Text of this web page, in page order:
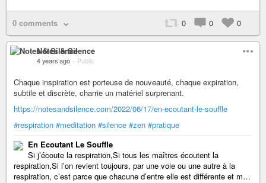
0 comments 0 0 0
Notes & Silence
4 years ago – Public
Chaque inspiration est porteuse de nouveauté, chaque expiration,
subtile et discrète, charrie un matériel surprenant.
https://notesandsilence.com/2022/06/17/en-ecoutant-le-souffle
#respiration #meditation #silence #zen #pratique
En Ecoutant Le Souffle
Si j’écoute la respiration,Si tous les maîtres écoutent la
respiration,Si l’on revient toujours, par une voie ou une autre à la
respiration, c’est parce que chacune d’entre elle est différente et m…